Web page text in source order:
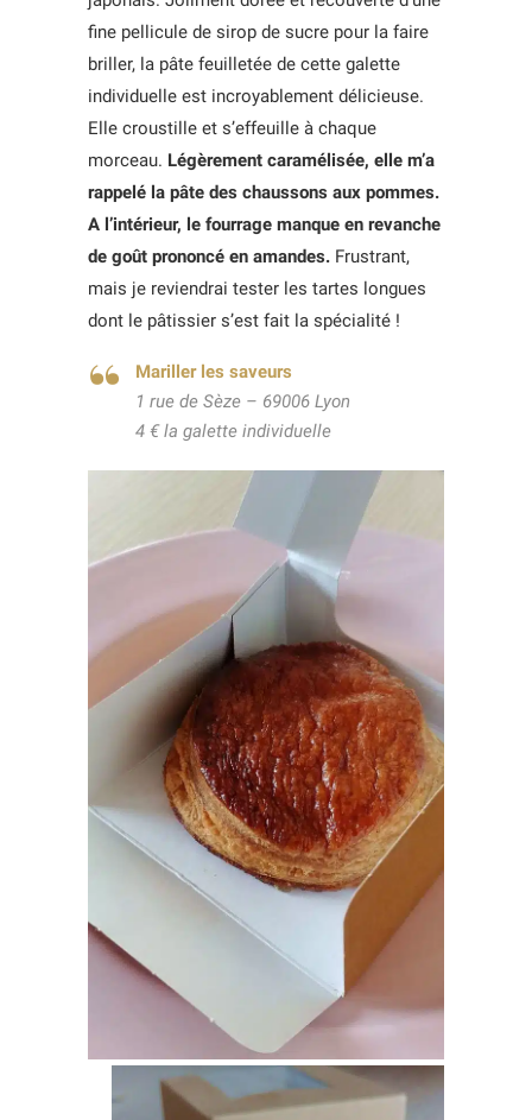
fine pellicule de sirop de sucre pour la faire
briller, la pâte feuilletée de cette galette
individuelle est incroyablement délicieuse.
Elle croustille et s’effeuille à chaque
morceau. Légèrement caramélisée, elle m’a
rappelé la pâte des chaussons aux pommes.
A l’intérieur, le fourrage manque en revanche
de goût prononcé en amandes. Frustrant,
mais je reviendrai tester les tartes longues
dont le pâtissier s’est fait la spécialité !
Mariller les saveurs
1 rue de Sèze – 69006 Lyon
4 € la galette individuelle